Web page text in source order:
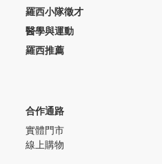
羅西小隊徵才
醫學與運動
羅西推薦
合作通路
實體門市
線上購物